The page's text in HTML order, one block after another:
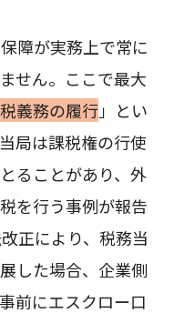
障が実務上で常に
せん。ここで最大
義務の履行」とい
局は課税権の行使
ることがあり、外
を行う事例が報告
正により、税務当
した場合、企業側
前にエスクロー口